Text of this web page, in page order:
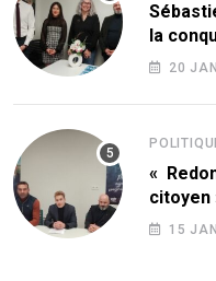
la
20
«
citoyen
15